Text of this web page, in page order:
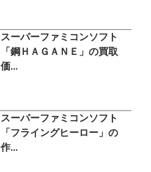
スーパーファミコンソフト
「鋼ＨＡＧＡＮＥ」の買取
価...
スーパーファミコンソフト
「フライングヒーロー」の
作...